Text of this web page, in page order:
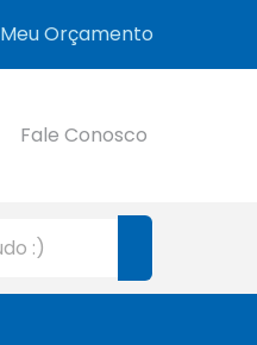
Meu Orçamento
Fale Conosco